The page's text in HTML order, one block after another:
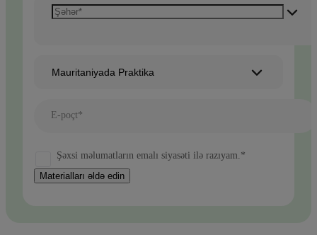
Mauritaniyada Praktika
E-poçt*
Şəxsi məlumatların emalı siyasəti ilə razıyam.*
Materialları əldə edin